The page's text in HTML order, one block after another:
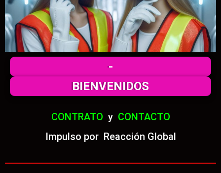
-
BIENVENIDOS
CONTRATO y CONTACTO
Impulso por Reacción Global